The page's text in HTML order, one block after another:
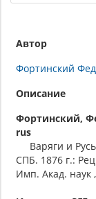
Автор
Фортинский
Описание
Фортинский,
rus
Варяги и
СПБ. 1876 г.:
Имп. Акад. наук